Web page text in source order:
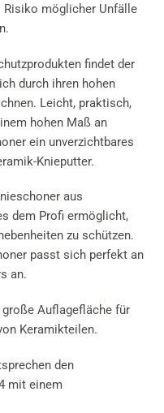
möglicher Unfälle
findet der
durch ihren hohen
Leicht, praktisch,
hohen Maß an
ein unverzichtbares
Knieputter.
aus
dem Profi ermöglicht,
zu schützen.
passt sich perfekt an
an.
große Auflagefläche für
Keramikteilen.
den
mit einem